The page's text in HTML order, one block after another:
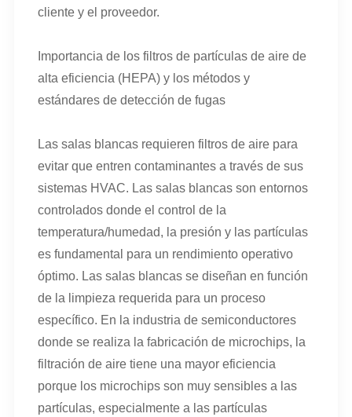
cliente y el proveedor.
Importancia de los filtros de partículas de aire de
alta eficiencia (HEPA) y los métodos y
estándares de detección de fugas
Las salas blancas requieren filtros de aire para
evitar que entren contaminantes a través de sus
sistemas HVAC. Las salas blancas son entornos
controlados donde el control de la
temperatura/humedad, la presión y las partículas
es fundamental para un rendimiento operativo
óptimo. Las salas blancas se diseñan en función
de la limpieza requerida para un proceso
específico. En la industria de semiconductores
donde se realiza la fabricación de microchips, la
filtración de aire tiene una mayor eficiencia
porque los microchips son muy sensibles a las
partículas, especialmente a las partículas